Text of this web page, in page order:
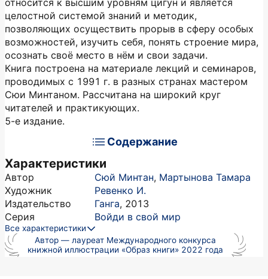
относится к высшим уровням цигун и является
целостной системой знаний и методик,
позволяющих осуществить прорыв в сферу особых
возможностей, изучить себя, понять строение мира,
осознать своё место в нём и свои задачи.
Книга построена на материале лекций и семинаров,
проводимых с 1991 г. в разных странах мастером
Сюи Минтаном. Рассчитана на широкий круг
читателей и практикующих.
5-е издание.
Содержание
Характеристики
Автор Сюй Минтан, Мартынова Тамара
Художник
Ревенко И.
Издательство
Ганга, 2013
Серия
Войди в свой мир
Все характеристики
Автор — лауреат Международного конкурса
книжной иллюстрации «Образ книги» 2022 года